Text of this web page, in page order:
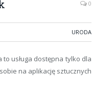
0
URODA
to usługa dostępna tylko dla
na aplikację sztucznych